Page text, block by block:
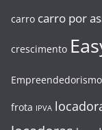
carro carro por
crescimento
Empreendedorismo
frota IPVA